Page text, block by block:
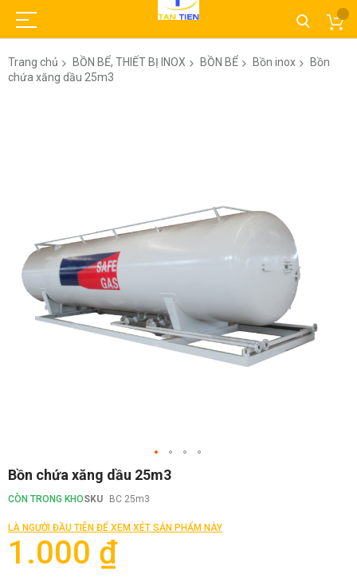
Trang chủ BỒN BỂ, THIẾT BỊ INOX BỒN BỂ Bồn inox
Bồn
chứa xăng dầu 25m3
Chuyển
đến
phần
của
thư
hình
Bồn chứa xăng dầu 25m3
CÒN TRONG KHOSKU BC 25m3
LÀ NGƯỜI ĐẦU TIÊN ĐỂ XEM XÉT SẢN PHẨM NÀY
1.000 ₫